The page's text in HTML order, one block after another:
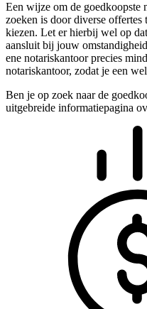
Een wijze om de goedkoopste
zoeken is door diverse offertes
kiezen. Let er hierbij wel op
aansluit bij jouw
ene notariskantoor precies
notariskantoor, zodat je een
Ben je op zoek naar de
uitgebreide informatiepagina